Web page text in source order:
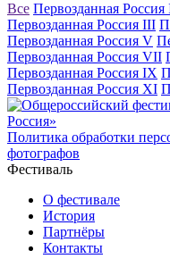
Все Первозданная Россия
Первозданная Россия III
Первозданная Россия V
Первозданная Россия VII
Первозданная Россия IX
Первозданная Россия XI
Политика обработки
фотографов
Фестиваль
О фестивале
История
Партнёры
Контакты